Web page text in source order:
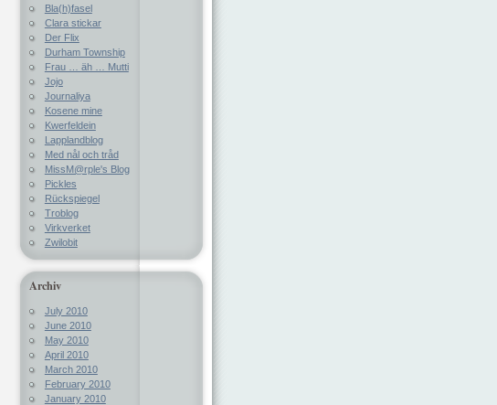
Bla(h)fasel
Clara stickar
Der Flix
Durham Township
Frau … äh … Mutti
Jojo
Journaliya
Kosene mine
Kwerfeldein
Lapplandblog
Med nål och tråd
MissM@rple's Blog
Pickles
Rückspiegel
Troblog
Virkverket
Zwilobit
Archiv
July 2010
June 2010
May 2010
April 2010
March 2010
February 2010
January 2010